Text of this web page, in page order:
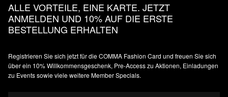
ALLE VORTEILE, EINE KARTE. JETZT
ANMELDEN UND 10% AUF DIE ERSTE
BESTELLUNG ERHALTEN
Registrieren Sie sich jetzt für die COMMA Fashion Card und freuen Sie sich
über ein 10% Willkommensgeschenk, Pre-Access zu Aktionen, Einladungen
zu Events sowie viele weitere Member Specials.